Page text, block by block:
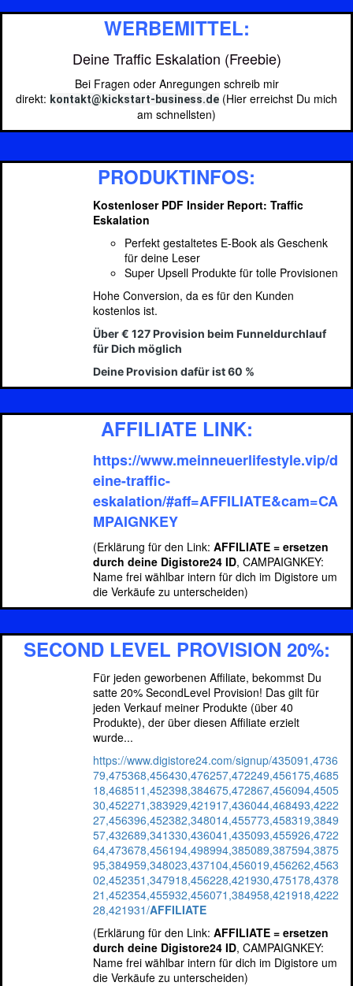
WERBEMITTEL:
Deine Traffic Eskalation (Freebie)
Bei Fragen oder Anregungen schreib mir
direkt: kontakt@kickstart-business.de (Hier erreichst Du mich
am schnellsten)
PRODUKTINFOS:
Kostenloser PDF Insider Report: Traffic
Eskalation
Perfekt gestaltetes E-Book als Geschenk
für deine Leser
Super Upsell Produkte für tolle Provisionen
Hohe Conversion, da es für den Kunden
kostenlos ist.
Über € 127 Provision beim Funneldurchlauf
für Dich möglich
Deine Provision dafür ist 60 %
AFFILIATE LINK:
https://www.meinneuerlifestyle.vip/d
eine-traffic-
eskalation/#aff=AFFILIATE&cam=CA
MPAIGNKEY
(Erklärung für den Link: AFFILIATE = ersetzen
durch deine Digistore24 ID, CAMPAIGNKEY:
Name frei wählbar intern für dich im Digistore um
die Verkäufe zu unterscheiden)
SECOND LEVEL PROVISION 20%:
Für jeden geworbenen Affiliate, bekommst Du
satte 20% SecondLevel Provision! Das gilt für
jeden Verkauf meiner Produkte (über 40
Produkte), der über diesen Affiliate erzielt
wurde...
https://www.digistore24.com/signup/435091,4736
79,475368,456430,476257,472249,456175,4685
18,468511,452398,384675,472867,456094,4505
30,452271,383929,421917,436044,468493,4222
27,456396,452382,348014,455773,458319,3849
57,432689,341330,436041,435093,455926,4722
64,473678,456194,498994,385089,387594,3875
95,384959,348023,437104,456019,456262,4563
02,452351,347918,456228,421930,475178,4378
21,452354,455932,456071,384958,421918,4222
28,421931/AFFILIATE
(Erklärung für den Link: AFFILIATE = ersetzen
durch deine Digistore24 ID, CAMPAIGNKEY:
Name frei wählbar intern für dich im Digistore um
die Verkäufe zu unterscheiden)